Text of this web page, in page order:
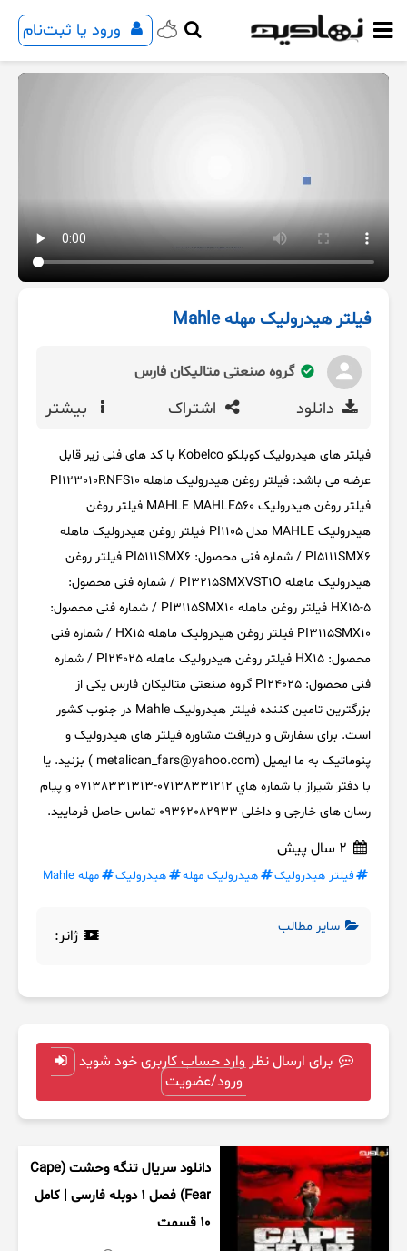
ورود یا ثبت‌نام
فیلتر هیدرولیک مهله Mahle
گروه صنعتی متالیکان فارس
دانلود اشتراک بیشتر
فیلتر های هیدرولیک کوبلکو Kobelco با کد های فنی زیر قابل
عرضه می باشد: فیلتر روغن هیدرولیک ماهله PI123010RNFS10
فیلتر روغن هیدرولیک MAHLE MAHLE560 فیلتر روغن
هیدرولیک MAHLE مدل PI1105 فیلتر روغن هیدرولیک ماهله
PI5111SMX6 / شماره فنی محصول: PI5111SMX6 فیلتر روغن
هیدرولیک ماهله PI3215SMXVST1O / شماره فنی محصول:
HX15-5 فیلتر روغن ماهله PI3115SMX10 / شماره فنی محصول:
PI3115SMX10 فیلتر روغن هیدرولیک ماهله HX15 / شماره فنی
محصول: HX15 فیلتر روغن هیدرولیک ماهله PI24025 / شماره
فنی محصول: PI24025 گروه صنعتی متالیکان فارس یکی از
بزرگترین تامین کننده فیلتر هیدرولیک Mahle در جنوب کشور
است. برای سفارش و دریافت مشاوره فیلتر های هیدرولیک و
پنوماتیک به ما ایمیل (metalican_fars@yahoo.com ) بزنید. یا
با دفتر شیراز با شماره هاي 07138331212-07138331313 و پیام
رسان های خارجی و داخلی 09362082933 تماس حاصل فرمایید.
فیلتر هیدرولیک هیدرولیک مهله هیدرولیک مهله Mahle
سایر مطالب ژانر:
برای ارسال نظر وارد حساب کاربری خود شوید
ورود/عضویت
دانلود سریال تنگه وحشت (Cape
Fear) فصل ۱ دوبله فارسی | کامل
۱۰ قسمت